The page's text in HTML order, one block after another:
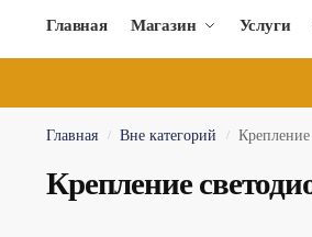
Главная Магазин Услуги
Главная / Вне категорий /
Крепление